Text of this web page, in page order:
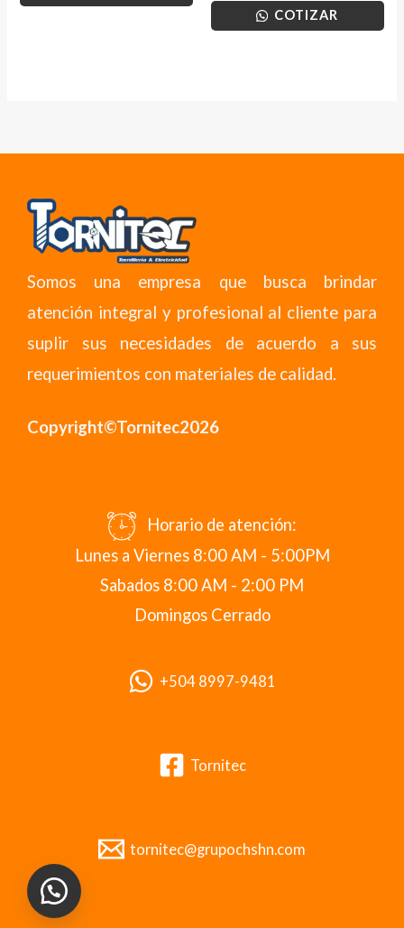
COTIZAR
Somos una empresa que busca brindar
atención integral y profesional al cliente para
suplir sus necesidades de acuerdo a sus
requerimientos con materiales de calidad.
Copyright©Tornitec2026
Horario de atención:
Lunes a Viernes 8:00 AM - 5:00PM
Sabados 8:00 AM - 2:00 PM
Domingos Cerrado
+504 8997-9481
Tornitec
tornitec@grupochshn.com